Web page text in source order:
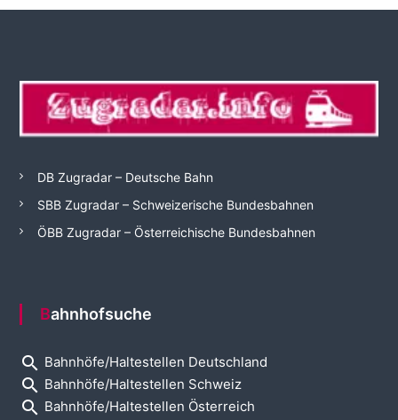
DB Zugradar – Deutsche Bahn
SBB Zugradar – Schweizerische Bundesbahnen
ÖBB Zugradar – Österreichische Bundesbahnen
Bahnhofsuche
search Bahnhöfe/Haltestellen Deutschland
search Bahnhöfe/Haltestellen Schweiz
search Bahnhöfe/Haltestellen Österreich